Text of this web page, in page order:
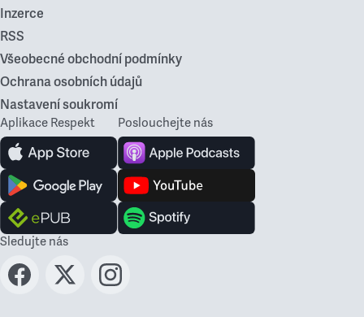
Inzerce
RSS
Všeobecné obchodní podmínky
Ochrana osobních údajů
Nastavení soukromí
Aplikace Respekt Poslouchejte nás
Sledujte nás